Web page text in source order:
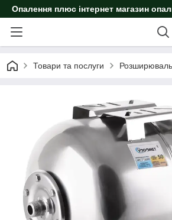
Опалення плюс інтернет магазин
Товари та послуги